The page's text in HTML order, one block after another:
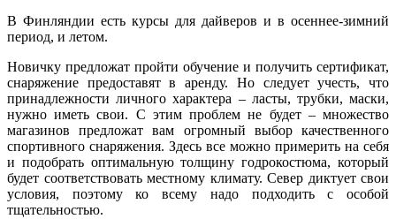
В Финляндии есть курсы для дайверов и в осеннее-зимний
период, и летом.
Новичку предложат пройти обучение и получить сертификат,
снаряжение предоставят в аренду. Но следует учесть, что
принадлежности личного характера – ласты, трубки, маски,
нужно иметь свои. С этим проблем не будет – множество
магазинов предложат вам огромный выбор качественного
спортивного снаряжения. Здесь все можно примерить на себя
и подобрать оптимальную толщину годрокостюма, который
будет соответствовать местному климату. Север диктует свои
условия, поэтому ко всему надо подходить с особой
тщательностью.